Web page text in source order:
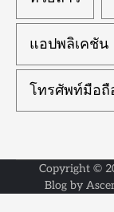
แอปพลิเคชัน
โทรศัพท์มือถื
Copyright ©
Blog by